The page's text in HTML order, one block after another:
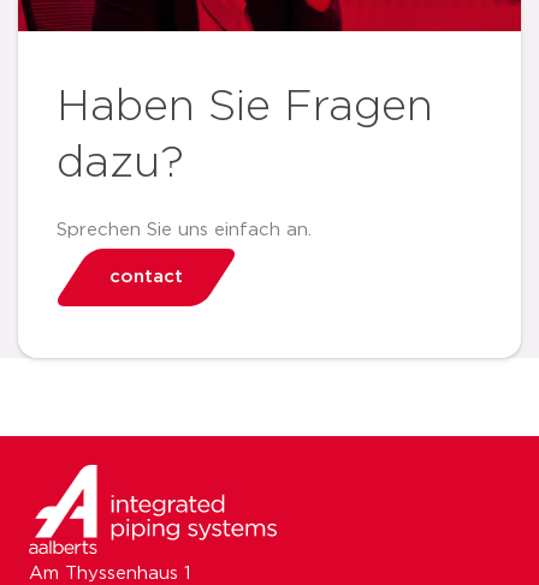
Haben Sie Fragen
dazu?
Sprechen Sie uns einfach an.
contact
Am Thyssenhaus 1